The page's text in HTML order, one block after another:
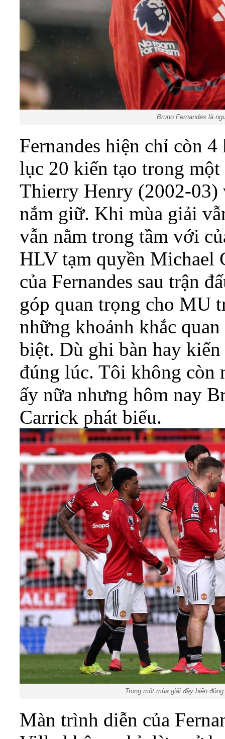
Bruno Fernandes là
Fernandes hiện chỉ còn
lục 20 kiến tạo trong một
Thierry Henry (2002-
nắm giữ. Khi mùa giải
vẫn nằm trong tầm với
HLV tạm quyền Michael
của Fernandes sau trận
góp quan trọng cho MU
những khoảnh khắc
biệt. Dù ghi bàn hay
đúng lúc. Tôi không còn
ấy nữa nhưng hôm nay
Carrick phát biểu.
Trong một mùa giải đầy biến
Màn trình diễn của